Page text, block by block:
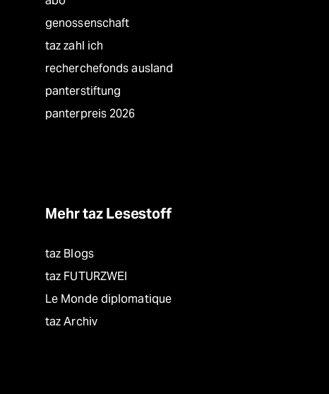
genossenschaft
taz zahl ich
recherchefonds ausland
panterstiftung
panterpreis 2026
Mehr taz Lesestoff
taz Blogs
taz FUTURZWEI
Le Monde diplomatique
taz Archiv